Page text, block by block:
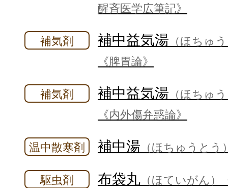
醒斉医学広筆記》
補気剤 補中益気湯 （ほちゅ
《脾胃論》
補気剤 補中益気湯 （ほちゅ
《内外傷弁惑論》
温中散寒剤 補中湯 （ほちゅうとう
駆虫剤 布袋丸 （ほていがん）